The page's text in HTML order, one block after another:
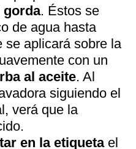
gorda. Éstos se
de agua hasta
se aplicará sobre la
con un
al aceite. Al
siguiendo el
verá que la
en la etiquetael